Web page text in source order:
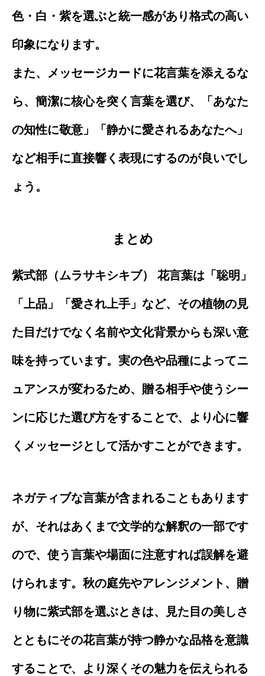
色・白・紫を選ぶと統一感があり格式の高い
印象になります。
また、メッセージカードに花言葉を添えるな
ら、簡潔に核心を突く言葉を選び、「あなた
の知性に敬意」「静かに愛されるあなたへ」
など相手に直接響く表現にするのが良いでし
ょう。
まとめ
紫式部（ムラサキシキブ） 花言葉は「聡明」
「上品」「愛され上手」など、その植物の見
た目だけでなく名前や文化背景からも深い意
味を持っています。実の色や品種によってニ
ュアンスが変わるため、贈る相手や使うシー
ンに応じた選び方をすることで、より心に響
くメッセージとして活かすことができます。
ネガティブな言葉が含まれることもあります
が、それはあくまで文学的な解釈の一部です
ので、使う言葉や場面に注意すれば誤解を避
けられます。秋の庭先やアレンジメント、贈
り物に紫式部を選ぶときは、見た目の美しさ
とともにその花言葉が持つ静かな品格を意識
することで、より深くその魅力を伝えられる